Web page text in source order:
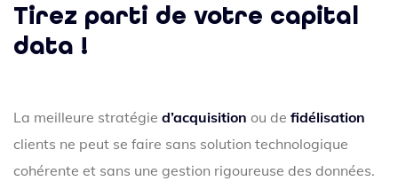
Tirez parti de votre capital
data !
La meilleure stratégie d’acquisition ou de fidélisation
clients ne peut se faire sans solution technologique
cohérente et sans une gestion rigoureuse des données.